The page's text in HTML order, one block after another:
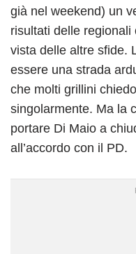
già nel weekend) un
risultati delle
vista delle altre sfide.
essere una strada
che molti grillini
singolarmente. Ma la
portare Di Maio a
all’accordo con il PD.